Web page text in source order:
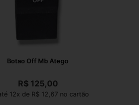
Botao Off Mb Atego
R$125,00
12x de R$ 12,67 no cartão